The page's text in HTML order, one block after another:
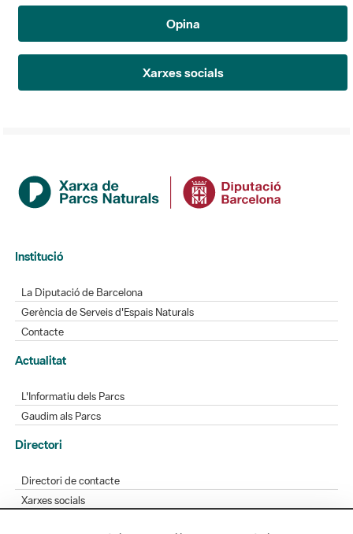
Opina
Xarxes socials
Institució
La Diputació de Barcelona
Gerència de Serveis d'Espais Naturals
Contacte
Actualitat
L'Informatiu dels Parcs
Gaudim als Parcs
Directori
Directori de contacte
Xarxes socials